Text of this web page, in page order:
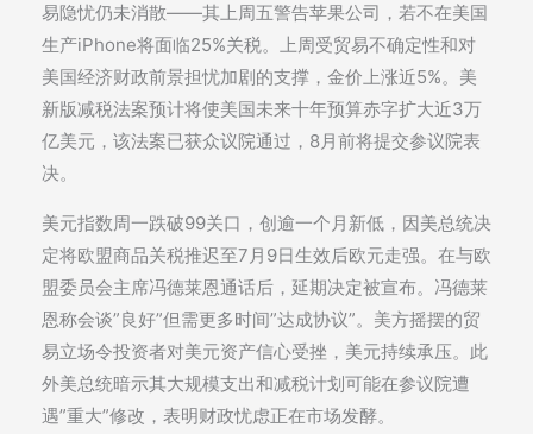
易隐忧仍未消散——其上周五警告苹果公司，若不在美国
生产iPhone将面临25%关税。上周受贸易不确定性和对
美国经济财政前景担忧加剧的支撑，金价上涨近5%。美
新版减税法案预计将使美国未来十年预算赤字扩大近3万
亿美元，该法案已获众议院通过，8月前将提交参议院表
决。
美元指数周一跌破99关口，创逾一个月新低，因美总统决
定将欧盟商品关税推迟至7月9日生效后欧元走强。在与欧
盟委员会主席冯德莱恩通话后，延期决定被宣布。冯德莱
恩称会谈”良好”但需更多时间”达成协议”。美方摇摆的贸
易立场令投资者对美元资产信心受挫，美元持续承压。此
外美总统暗示其大规模支出和减税计划可能在参议院遭
遇”重大”修改，表明财政忧虑正在市场发酵。